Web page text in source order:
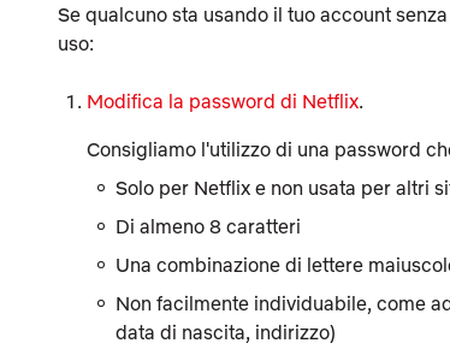
Se qualcuno sta usando il tuo account
uso:
Modifica la password di Netflix.
Consigliamo l'utilizzo di una password
Solo per Netflix e non usata per altri
Di almeno 8 caratteri
Una combinazione di lettere
Non facilmente individuabile, come
data di nascita, indirizzo)